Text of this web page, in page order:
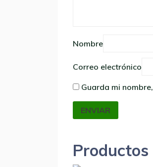
Nombre
Correo electrónico
Guarda mi